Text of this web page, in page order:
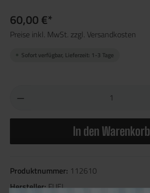
60,00 €*
Preise inkl. MwSt. zzgl. Versandkosten
Sofort verfügbar, Lieferzeit: 1-3 Tage
In den Warenkorb
Produktnummer: 112610
Hersteller:FUEL